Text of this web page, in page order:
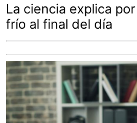
La ciencia explica
frío al final del día